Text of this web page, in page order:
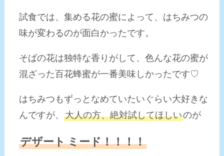
試食では、集める花の蜜によって、はちみつの
味が変わるのが面白かったです。
そばの花は独特な香りがして、色んな花の蜜が
混ざった百花蜂蜜が一番美味しかったです♡
はちみつもずっとなめていたいぐらい大好きな
んですが、大人の方、絶対試してほしいのが
デザートミード！！！！